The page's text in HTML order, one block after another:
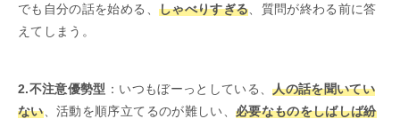
でも自分の話を始める、 しゃべりすぎる 、質問が終わる前に答
えてしまう。
2.不注意優勢型 ：いつもぼーっとしている、人の話を聞いてい
ない、活動を順序立てるのが難しい、 必要なものをしばしば紛